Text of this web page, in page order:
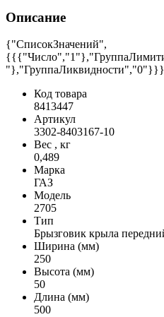
Описание
{"СписокЗначений",
"},"ГруппаЛиквидности","0"}}}
Код товара
8413447
Артикул
3302-8403167-10
Вес , кг
0,489
Марка
ГАЗ
Модель
2705
Тип
Брызговик крыла
Ширина (мм)
250
Высота (мм)
50
Длина (мм)
500